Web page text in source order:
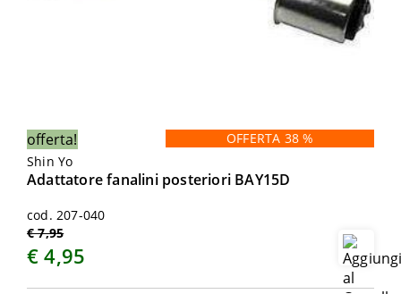
offerta!
OFFERTA 38 %
Shin Yo
Adattatore fanalini posteriori BAY15D
cod. 207-040
€ 7,95
€ 4,95